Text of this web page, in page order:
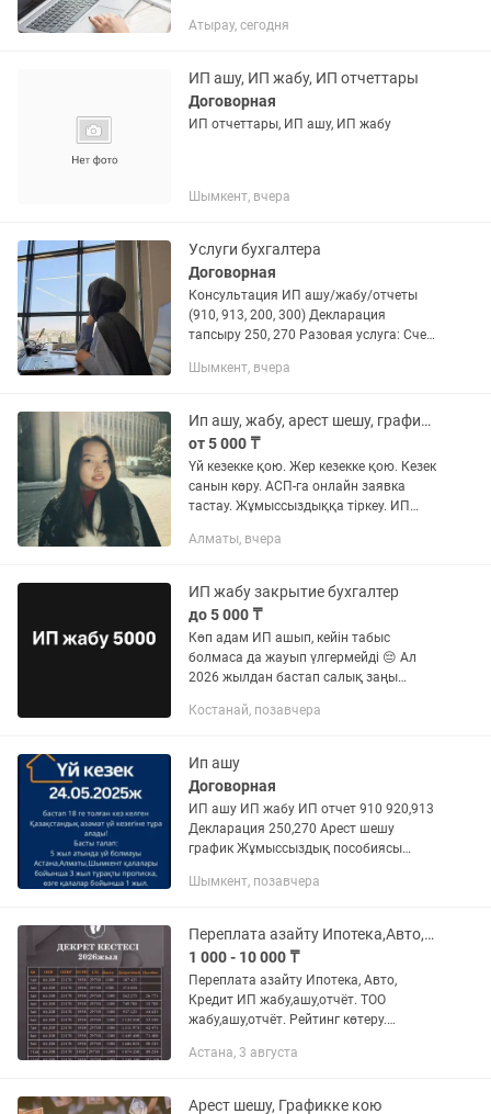
УВЕДОМЛЕНИЕ АЛЫП БЕРУ ОТЗЫВ
БЕРУ ОТЗЫВ ОТЧЕТА Отчет мерзімін...
Атырау, сегодня
ИП ашу, ИП жабу, ИП отчеттары
Договорная
ИП отчеттары, ИП ашу, ИП жабу
Шымкент, вчера
Услуги бухгалтера
Договорная
Консультация ИП ашу/жабу/отчеты
(910, 913, 200, 300) Декларация
тапсыру 250, 270 Разовая услуга: Счет
Электронная АВР/ЭСФ. Акты сверки
Шымкент, вчера
Ип ашу, жабу, арест шешу, график қою, Ип отчеттары
от 5 000 ₸
Үй кезекке қою. Жер кезекке қою. Кезек
санын көру. АСП-га онлайн заявка
тастау. Жұмыссыздыққа тіркеу. ИП
декларация. Декларация тапсыру.
Алматы, вчера
ИП жабу закрытие бухгалтер
до 5 000 ₸
Көп адам ИП ашып, кейін табыс
болмаса да жауып үлгермейді 😔 Ал
2026 жылдан бастап салық заңы
дұрыс шешім. Мен бәрін онлайн, заңды
Костанай, позавчера
Ип ашу
Договорная
ИП ашу ИП жабу ИП отчет 910 920,913
Декларация 250,270 Арест шешу
график Жұмыссыздық пособиясы
Шымкент, позавчера
Переплата азайту Ипотека,Авто,Кредит.
1 000 - 10 000 ₸
Переплата азайту Ипотека, Авто,
Кредит ИП жабу,ашу,отчёт. ТОО
жабу,ашу,отчёт. Рейтинг көтеру.
Астана, 3 августа
Арест шешу, Графикке кою